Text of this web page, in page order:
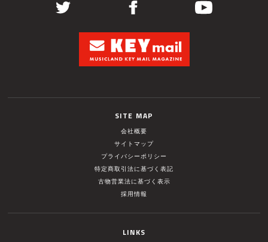
SITE MAP
会社概要
サイトマップ
プライバシーポリシー
特定商取引法に基づく表記
古物営業法に基づく表示
採用情報
LINKS